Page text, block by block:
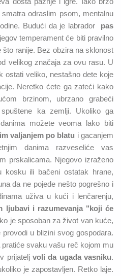
odraslim psom, mentalnu
Budući da je labrador pas
temperament će biti pravilno
ranije. Bez obzira na sklonost
velikog značaja za ovu rasu. U
ostati veliko, nestašno dete koje
Neretko ćete ga zateći kako
brzinom, ubrzano grabeći
ka zemlji. Ukoliko ga
možete veoma lako biti
valjanjem po blatu i gacanjem
danima razveseliće vas
prskalicama. Njegovo izraženo
kosku ili bačeni ostatak hrane,
da ne pojede nešto pogrešno i
uživa u kući i lenčarenju,
ljubavi i razumevanja "koji će
je sposoban za život van kuće,
u blizini svog gospodara.
pratiće svaku vašu reč kojom mu
prijatelj voli da ugađa vasniku.
je zapostavljen. Retko laje.